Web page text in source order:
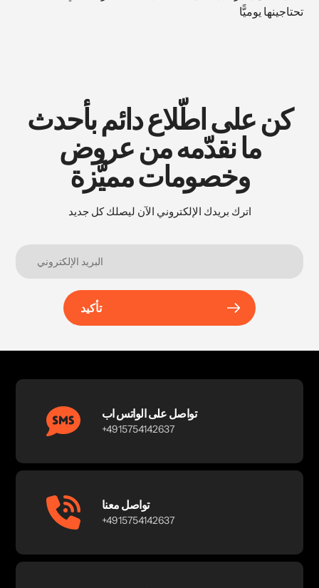
تحتاجينها يوميًّا
كن على اطّلاع دائم بأحدث
ما نقدّمه من عروض
وخصومات مميَّزة
اترك بريدك الإلكتروني الآن ليصلك كل جديد
تأكيد
تواصل على الواتس اب
+4915754142637
تواصل معنا
+4915754142637